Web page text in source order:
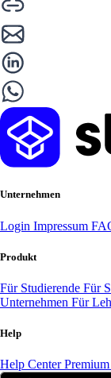
Unternehmen
Login Impressum
Produkt
Für Studierende Für
Unternehmen Für
Help
Help Center